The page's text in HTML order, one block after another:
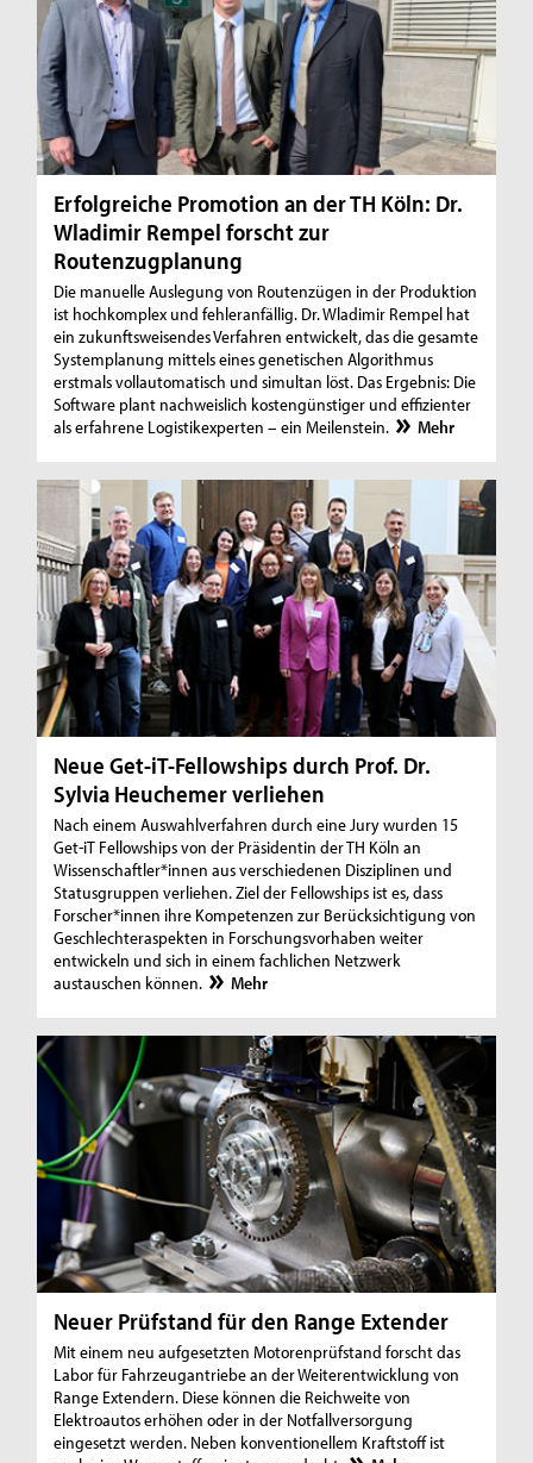
Erfolgreiche Promotion an der TH Köln: Dr.
Wladimir Rempel forscht zur
Routenzugplanung
Die manuelle Auslegung von Routenzügen in der Produktion
ist hochkomplex und fehleranfällig. Dr. Wladimir Rempel hat
ein zukunftsweisendes Verfahren entwickelt, das die gesamte
Systemplanung mittels eines genetischen Algorithmus
erstmals vollautomatisch und simultan löst. Das Ergebnis: Die
Software plant nachweislich kostengünstiger und effizienter
als erfahrene Logistikexperten – ein Meilenstein.
Mehr
Neue Get-iT-Fellowships durch Prof. Dr.
Sylvia Heuchemer verliehen
Nach einem Auswahlverfahren durch eine Jury wurden 15
Get-iT Fellowships von der Präsidentin der TH Köln an
Wissenschaftler*innen aus verschiedenen Disziplinen und
Statusgruppen verliehen. Ziel der Fellowships ist es, dass
Forscher*innen ihre Kompetenzen zur Berücksichtigung von
Geschlechteraspekten in Forschungsvorhaben weiter
entwickeln und sich in einem fachlichen Netzwerk
austauschen können.
Mehr
Neuer Prüfstand für den Range Extender
Mit einem neu aufgesetzten Motorenprüfstand forscht das
Labor für Fahrzeugantriebe an der Weiterentwicklung von
Range Extendern. Diese können die Reichweite von
Elektroautos erhöhen oder in der Notfallversorgung
eingesetzt werden. Neben konventionellem Kraftstoff ist